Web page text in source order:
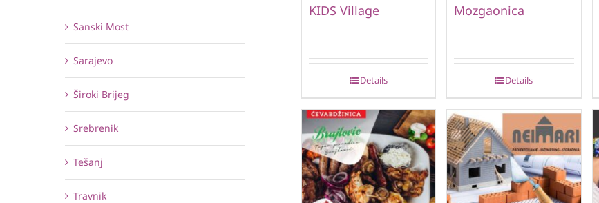
KIDS Village
Details
Mozgaonica
Details
Sanski Most
Sarajevo
Široki Brijeg
Srebrenik
Tešanj
Travnik